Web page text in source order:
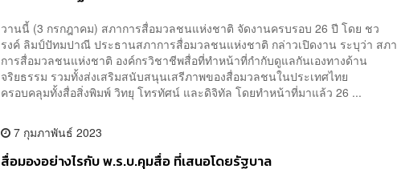
วานนี้ (3 กรกฎาคม) สภาการสื่อมวลชนแห่งชาติ จัดงานครบรอบ 26 ปี โดย ชว
รงค์ ลิมป์ปัทมปาณี ประธานสภาการสื่อมวลชนแห่งชาติ กล่าวเปิดงาน ระบุว่า สภา
การสื่อมวลชนแห่งชาติ องค์กรวิชาชีพสื่อที่ทำหน้าที่กำกับดูแลกันเองทางด้าน
จริยธรรม รวมทั้งส่งเสริมสนับสนุนเสรีภาพของสื่อมวลชนในประเทศไทย
ครอบคลุมทั้งสื่อสิ่งพิมพ์ วิทยุ โทรทัศน์ และดิจิทัล โดยทำหน้าที่มาแล้ว 26 ...
7 กุมภาพันธ์ 2023
สื่อมองอย่างไรกับ พ.ร.บ.คุมสื่อ ที่เสนอโดยรัฐบาล